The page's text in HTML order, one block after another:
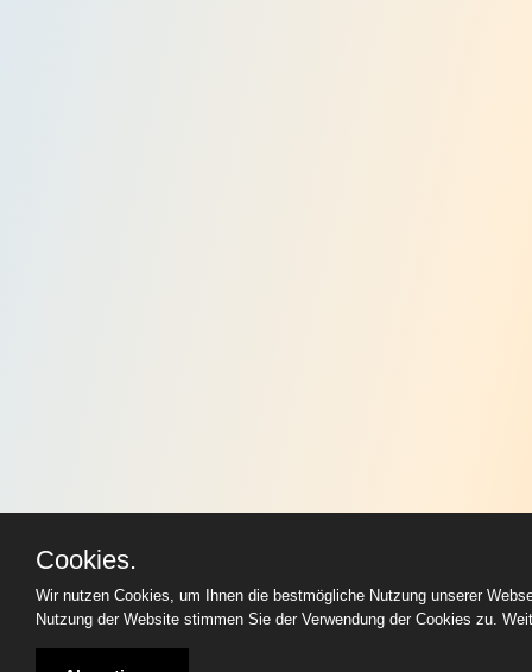
Cookies.
Wir nutzen Cookies, um Ihnen die bestmögliche Nutzung unserer
Nutzung der Website stimmen Sie der Verwendung der Cookies zu.